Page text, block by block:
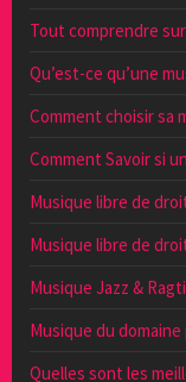
Tout comprendre
Qu’est-ce qu’une
Comment choisir sa
Comment Savoir si
Musique libre de
Musique libre de
Musique Jazz &
Musique du
Quelles sont les